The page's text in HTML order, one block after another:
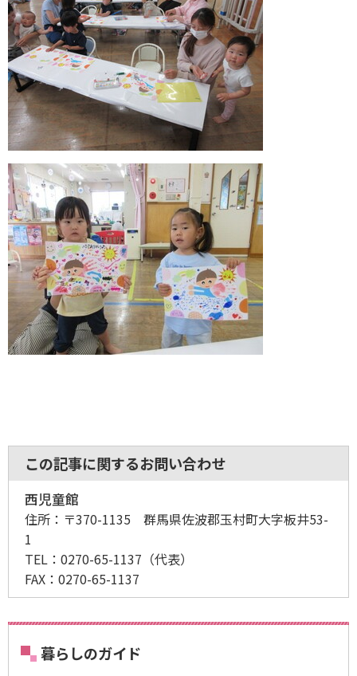
この記事に関するお問い合わせ
西児童館
住所： 〒370-1135 群馬県佐波郡玉村町大字板井53-
1
TEL： 0270-65-1137 （代表）
FAX： 0270-65-1137
暮らしのガイド